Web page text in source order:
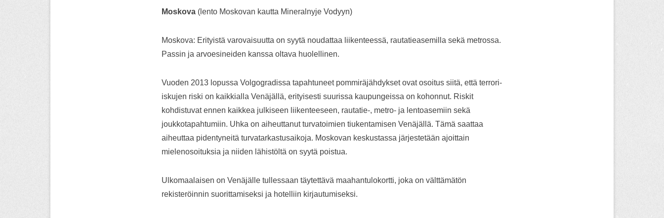
Moskova (lento Moskovan kautta Mineralnyje Vodyyn)
Moskova: Erityistä varovaisuutta on syytä noudattaa liikenteessä, rautatieasemilla sekä metrossa.
Passin ja arvoesineiden kanssa oltava huolellinen.
Vuoden 2013 lopussa Volgogradissa tapahtuneet pommiräjähdykset ovat osoitus siitä, että terrori-
iskujen riski on kaikkialla Venäjällä, erityisesti suurissa kaupungeissa on kohonnut. Riskit
kohdistuvat ennen kaikkea julkiseen liikenteeseen, rautatie-, metro- ja lentoasemiin sekä
joukkotapahtumiin. Uhka on aiheuttanut turvatoimien tiukentamisen Venäjällä. Tämä saattaa
aiheuttaa pidentyneitä turvatarkastusaikoja. Moskovan keskustassa järjestetään ajoittain
mielenosoituksia ja niiden lähistöltä on syytä poistua.
Ulkomaalaisen on Venäjälle tullessaan täytettävä maahantulokortti, joka on välttämätön
rekisteröinnin suorittamiseksi ja hotelliin kirjautumiseksi.